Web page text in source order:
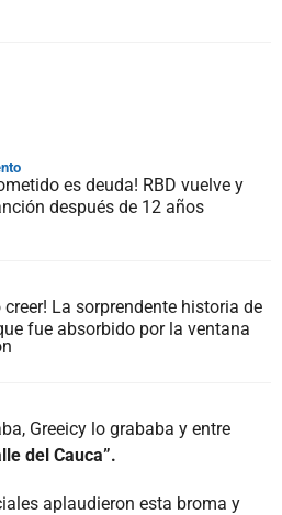
es deuda! RBD vuelve y
después de 12 años
creer! La sorprendente historia de
fue absorbido por la ventana
Greeicy lo grababa y entre
del Cauca”.
aplaudieron esta broma y